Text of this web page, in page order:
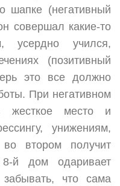
шапке (негативный
совершал какие-то
усердно учился,
(позитивный
это все должно
При негативном
жесткое место и
унижениям,
втором получит
8-й дом одаривает
что сама